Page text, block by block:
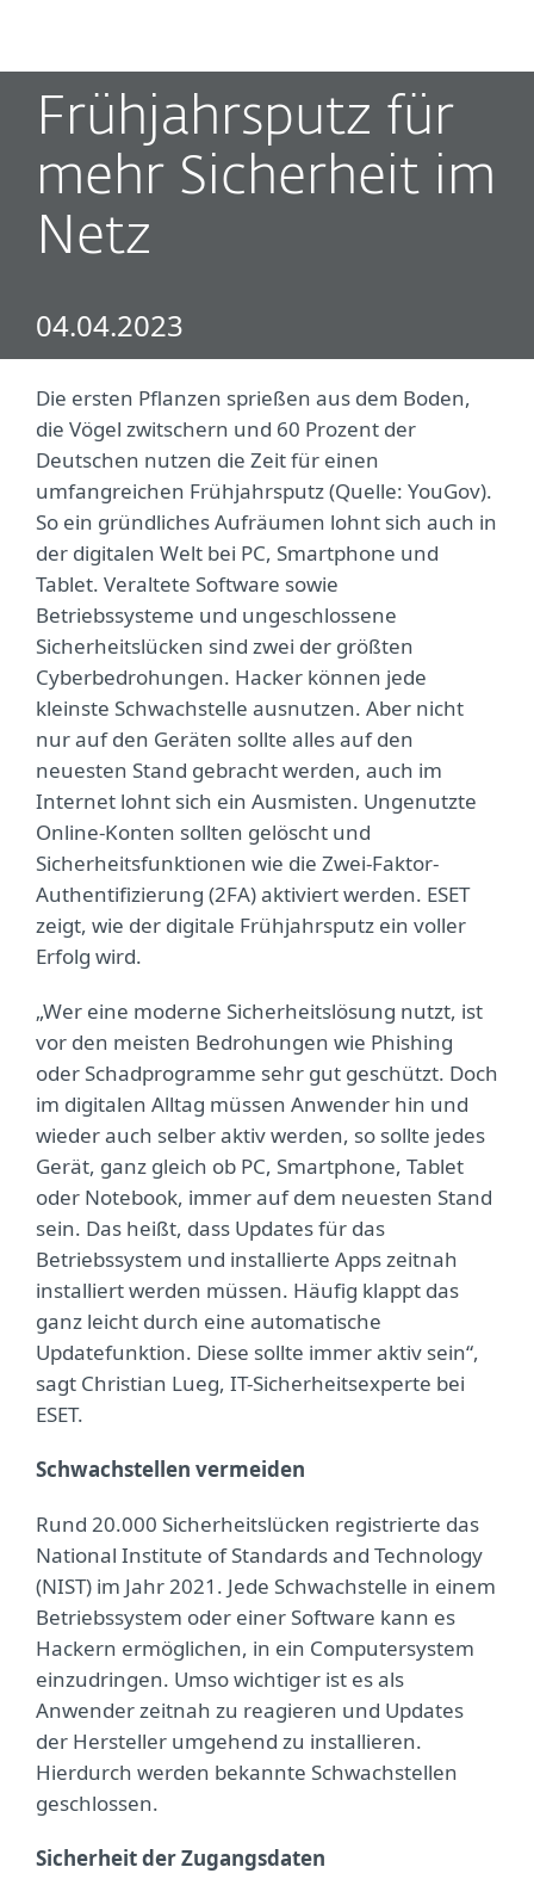
Frühjahrsputz für
mehr Sicherheit im
Netz
04.04.2023
Die ersten Pflanzen sprießen aus dem Boden,
die Vögel zwitschern und 60 Prozent der
Deutschen nutzen die Zeit für einen
umfangreichen Frühjahrsputz (Quelle: YouGov).
So ein gründliches Aufräumen lohnt sich auch in
der digitalen Welt bei PC, Smartphone und
Tablet. Veraltete Software sowie
Betriebssysteme und ungeschlossene
Sicherheitslücken sind zwei der größten
Cyberbedrohungen. Hacker können jede
kleinste Schwachstelle ausnutzen. Aber nicht
nur auf den Geräten sollte alles auf den
neuesten Stand gebracht werden, auch im
Internet lohnt sich ein Ausmisten. Ungenutzte
Online-Konten sollten gelöscht und
Sicherheitsfunktionen wie die Zwei-Faktor-
Authentifizierung (2FA) aktiviert werden. ESET
zeigt, wie der digitale Frühjahrsputz ein voller
Erfolg wird.
„Wer eine moderne Sicherheitslösung nutzt, ist
vor den meisten Bedrohungen wie Phishing
oder Schadprogramme sehr gut geschützt. Doch
im digitalen Alltag müssen Anwender hin und
wieder auch selber aktiv werden, so sollte jedes
Gerät, ganz gleich ob PC, Smartphone, Tablet
oder Notebook, immer auf dem neuesten Stand
sein. Das heißt, dass Updates für das
Betriebssystem und installierte Apps zeitnah
installiert werden müssen. Häufig klappt das
ganz leicht durch eine automatische
Updatefunktion. Diese sollte immer aktiv sein“,
sagt Christian Lueg, IT-Sicherheitsexperte bei
ESET.
Schwachstellen vermeiden
Rund 20.000 Sicherheitslücken registrierte das
National Institute of Standards and Technology
(NIST) im Jahr 2021. Jede Schwachstelle in einem
Betriebssystem oder einer Software kann es
Hackern ermöglichen, in ein Computersystem
einzudringen. Umso wichtiger ist es als
Anwender zeitnah zu reagieren und Updates
der Hersteller umgehend zu installieren.
Hierdurch werden bekannte Schwachstellen
geschlossen.
Sicherheit der Zugangsdaten